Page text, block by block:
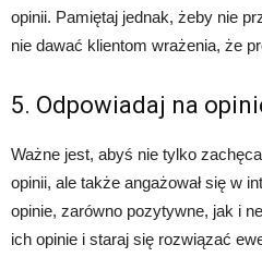
opinii. Pamiętaj jednak, żeby nie
nie dawać klientom wrażenia, że
5. Odpowiadaj na
Ważne jest, abyś nie tylko
opinii, ale także angażował się w
opinie, zarówno pozytywne, jak i
ich opinie i staraj się rozwiązać